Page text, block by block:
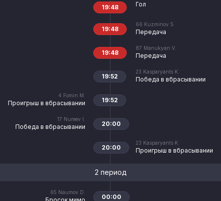
Гол
19:48
66 Kuzminov S.
Передача
19:48
87 Manukyan V.
Передача
19:48
23 Kasparyants K.
Победа в вбрасывании
19:52
4 Fomin M.
Проигрыш в вбрасывании 19:52
17 Nureev I.
Победа в вбрасывании 20:00
23 Kasparyants K.
Проигрыш в вбрасывании
20:00
2 период
65 Naumov D.
00:00